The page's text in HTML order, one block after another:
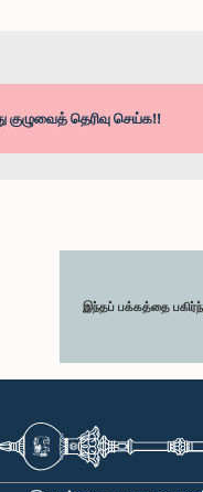
தெரிவு செய்க!!
இந்தப் பக்கத்தை